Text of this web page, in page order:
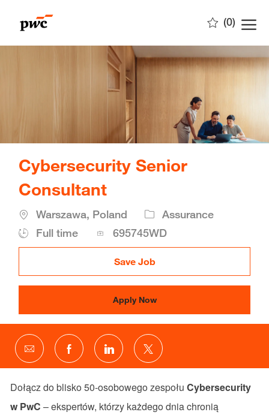
(0)
Cybersecurity Senior
Consultant
Location
Warszawa, Poland
Assurance
Full time
Job
Id
695745WD
Save Job
Apply Now
Share
via
Share
via
Share
via
Share
via
Dołącz do blisko 50-osobowego zespołu Cybersecurity
w PwC – ekspertów, którzy każdego dnia chronią